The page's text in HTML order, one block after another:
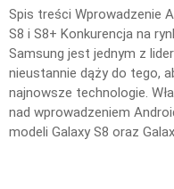
Spis treści Wprowadzenie
S8 i S8+ Konkurencja na
Samsung jest jednym z
nieustannie dąży do tego,
najnowsze technologie.
nad wprowadzeniem
modeli Galaxy S8 oraz